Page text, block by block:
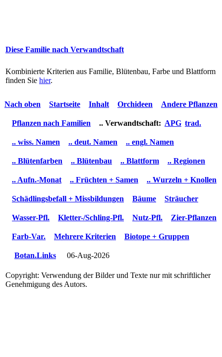
Diese Familie nach Verwandtschaft
Kombinierte Kriterien aus Familie, Blütenbau, Farbe und Blattform
finden Sie hier.
Nach oben Startseite Inhalt Orchideen Andere Pflanzen
Pflanzen nach Familien .. Verwandtschaft: APG trad.
.. wiss. Namen .. deut. Namen .. engl. Namen
.. Blütenfarben .. Blütenbau .. Blattform .. Regionen
.. Aufn.-Monat .. Früchten + Samen .. Wurzeln + Knollen
Schädlingsbefall + Missbildungen Bäume Sträucher
Wasser-Pfl. Kletter-/Schling-Pfl. Nutz-Pfl. Zier-Pflanzen
Farb-Var. Mehrere Kriterien Biotope + Gruppen
Botan.Links 06-Aug-2026
Copyright: Verwendung der Bilder und Texte nur mit schriftlicher
Genehmigung des Autors.